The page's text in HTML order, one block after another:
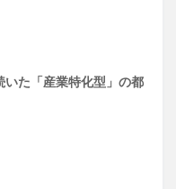
た「産業特化型」の都